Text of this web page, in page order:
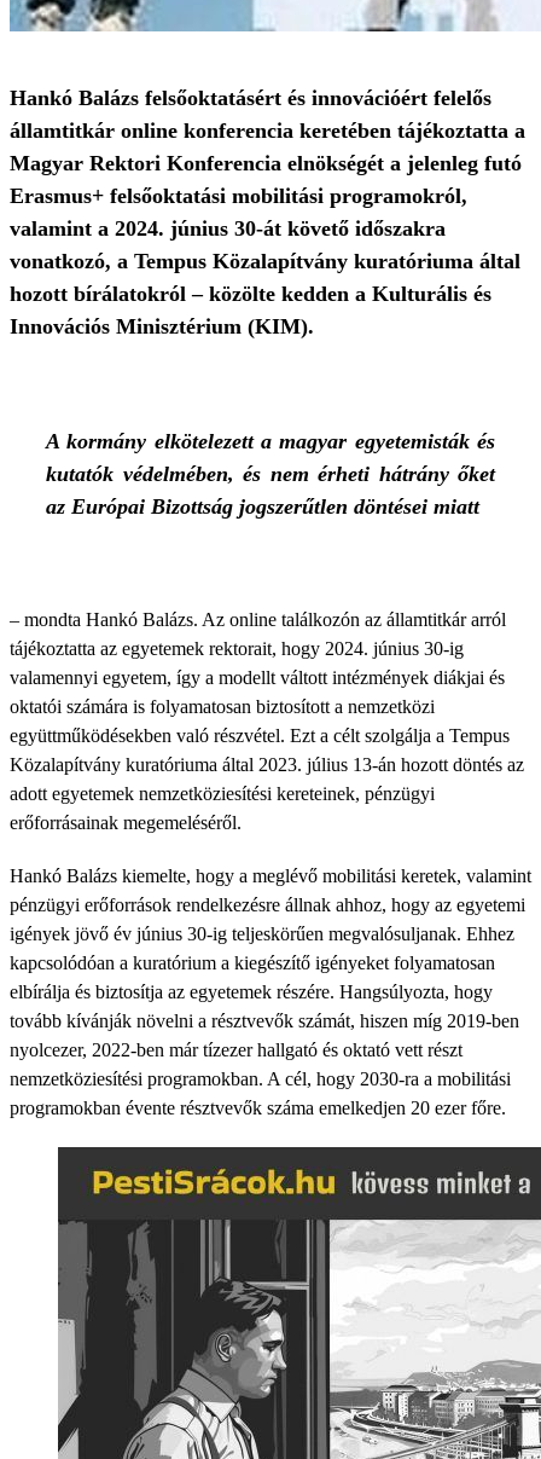
Hankó Balázs felsőoktatásért és innovációért felelős
államtitkár online konferencia keretében tájékoztatta a
Magyar Rektori Konferencia elnökségét a jelenleg futó
Erasmus+ felsőoktatási mobilitási programokról,
valamint a 2024. június 30-át követő időszakra
vonatkozó, a Tempus Közalapítvány kuratóriuma által
hozott bírálatokról – közölte kedden a Kulturális és
Innovációs Minisztérium (KIM).
A kormány elkötelezett a magyar egyetemisták és
kutatók védelmében, és nem érheti hátrány őket
az Európai Bizottság jogszerűtlen döntései miatt
– mondta Hankó Balázs. Az online találkozón az államtitkár arról
tájékoztatta az egyetemek rektorait, hogy 2024. június 30-ig
valamennyi egyetem, így a modellt váltott intézmények diákjai és
oktatói számára is folyamatosan biztosított a nemzetközi
együttműködésekben való részvétel. Ezt a célt szolgálja a Tempus
Közalapítvány kuratóriuma által 2023. július 13-án hozott döntés az
adott egyetemek nemzetköziesítési kereteinek, pénzügyi
erőforrásainak megemeléséről.
Hankó Balázs kiemelte, hogy a meglévő mobilitási keretek, valamint
pénzügyi erőforrások rendelkezésre állnak ahhoz, hogy az egyetemi
igények jövő év június 30-ig teljeskörűen megvalósuljanak. Ehhez
kapcsolódóan a kuratórium a kiegészítő igényeket folyamatosan
elbírálja és biztosítja az egyetemek részére. Hangsúlyozta, hogy
tovább kívánják növelni a résztvevők számát, hiszen míg 2019-ben
nyolcezer, 2022-ben már tízezer hallgató és oktató vett részt
nemzetköziesítési programokban. A cél, hogy 2030-ra a mobilitási
programokban évente résztvevők száma emelkedjen 20 ezer főre.